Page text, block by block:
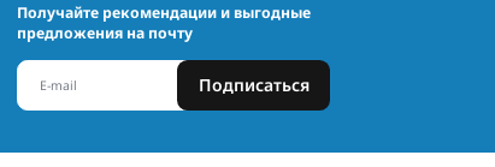
Получайте рекомендации и выгодные
предложения на почту
Подписаться